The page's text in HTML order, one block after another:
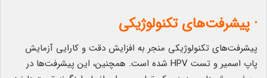
· پیشرفت‌های تکنولوژیکی
پیشرفت‌های تکنولوژیکی منجر به افزایش دقت و کارایی آزمایش
پاپ اسمیر و تست HPV شده است. همچنین، این پیشرفت‌ها در